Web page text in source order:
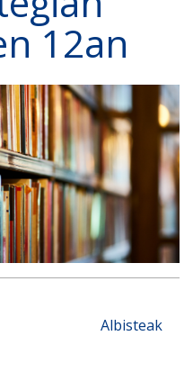
12an
Albisteak